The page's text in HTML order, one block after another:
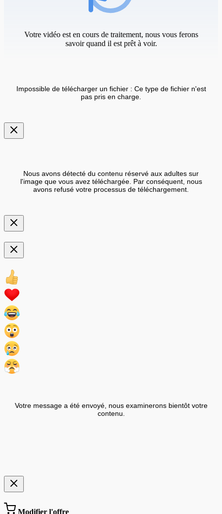
Votre vidéo est en cours de traitement, nous vous ferons
savoir quand il est prêt à voir.
Impossible de télécharger un fichier : Ce type de fichier n'est
pas pris en charge.
Nous avons détecté du contenu réservé aux adultes sur
l'image que vous avez téléchargée. Par conséquent, nous
avons refusé votre processus de téléchargement.
Votre message a été envoyé, nous examinerons bientôt votre
contenu.
Modifier l'offre